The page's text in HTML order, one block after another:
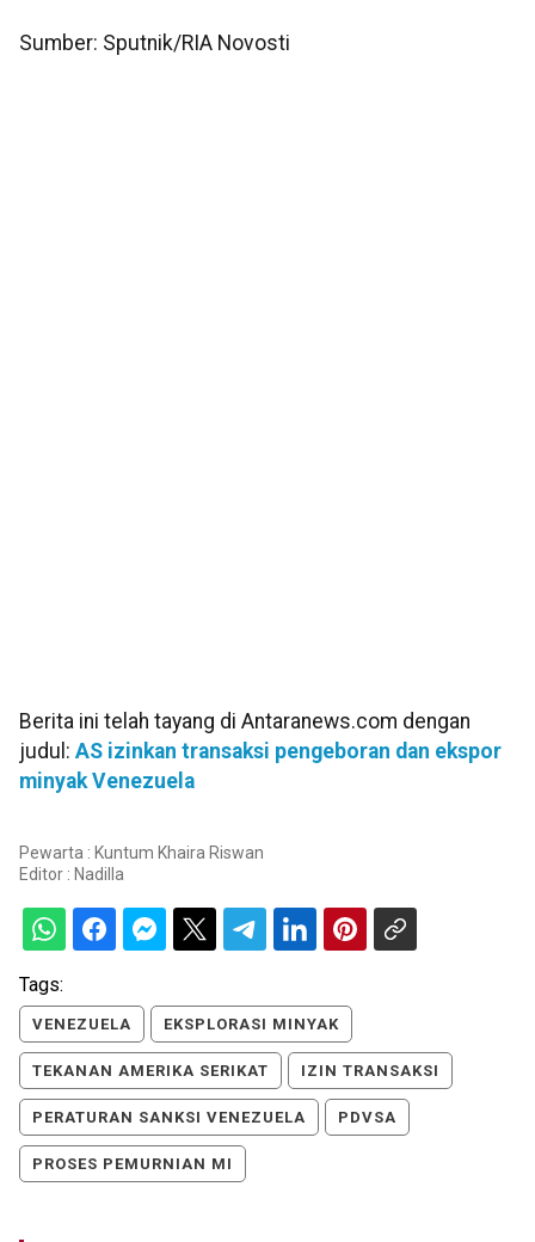
Sumber: Sputnik/RIA Novosti
Berita ini telah tayang di Antaranews.com dengan
judul: AS izinkan transaksi pengeboran dan ekspor
minyak Venezuela
Pewarta : Kuntum Khaira Riswan
Editor : Nadilla
Tags:
VENEZUELA EKSPLORASI MINYAK
TEKANAN AMERIKA SERIKAT IZIN TRANSAKSI
PERATURAN SANKSI VENEZUELA PDVSA
PROSES PEMURNIAN MI